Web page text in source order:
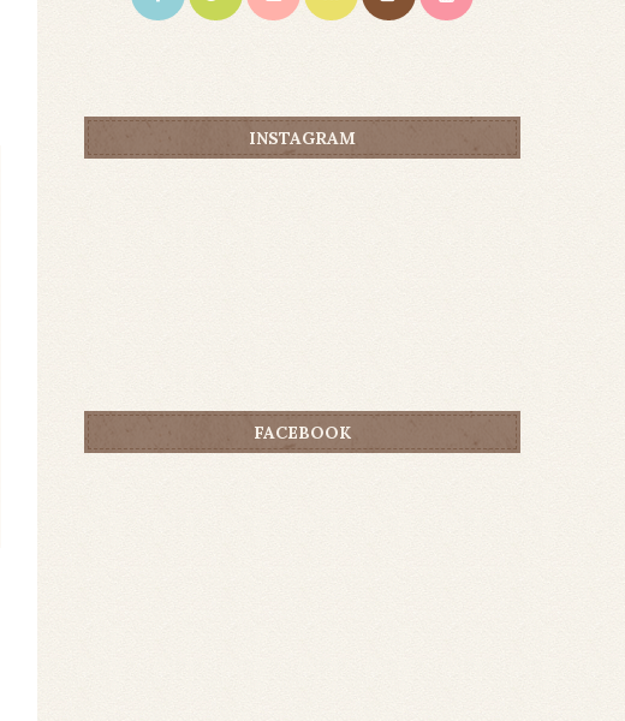
INSTAGRAM
FACEBOOK